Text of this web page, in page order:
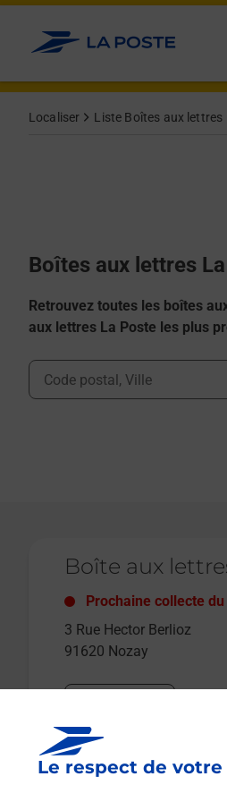
Le respect de
Allez au contenu
Localiser Liste Boîtes aux lettres
Boîtes aux lettres
Retrouvez toutes les boîtes
aux lettres La Poste les plus
Ville, Département, Code Postal
Boîte aux
Prochaine collecte
3 Rue Hector Berlioz
91620 Nozay
Le lien s'ouvre dans un